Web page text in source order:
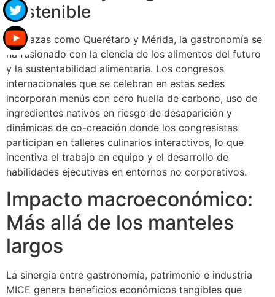
sostenible
En plazas como Querétaro y Mérida, la gastronomía se
ha fusionado con la ciencia de los alimentos del futuro
y la sustentabilidad alimentaria. Los congresos
internacionales que se celebran en estas sedes
incorporan menús con cero huella de carbono, uso de
ingredientes nativos en riesgo de desaparición y
dinámicas de co-creación donde los congresistas
participan en talleres culinarios interactivos, lo que
incentiva el trabajo en equipo y el desarrollo de
habilidades ejecutivas en entornos no corporativos.
Impacto macroeconómico:
Más allá de los manteles
largos
La sinergia entre gastronomía, patrimonio e industria
MICE genera beneficios económicos tangibles que